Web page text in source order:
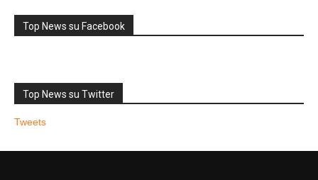
Top News su Facebook
Top News su Twitter
Tweets